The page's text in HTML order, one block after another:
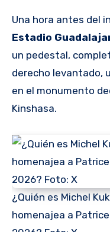
Una hora antes del
Estadio
un pedestal,
derecho levantado,
en el monumento
Kinshasa.
¿Quién es Michel
homenajea a